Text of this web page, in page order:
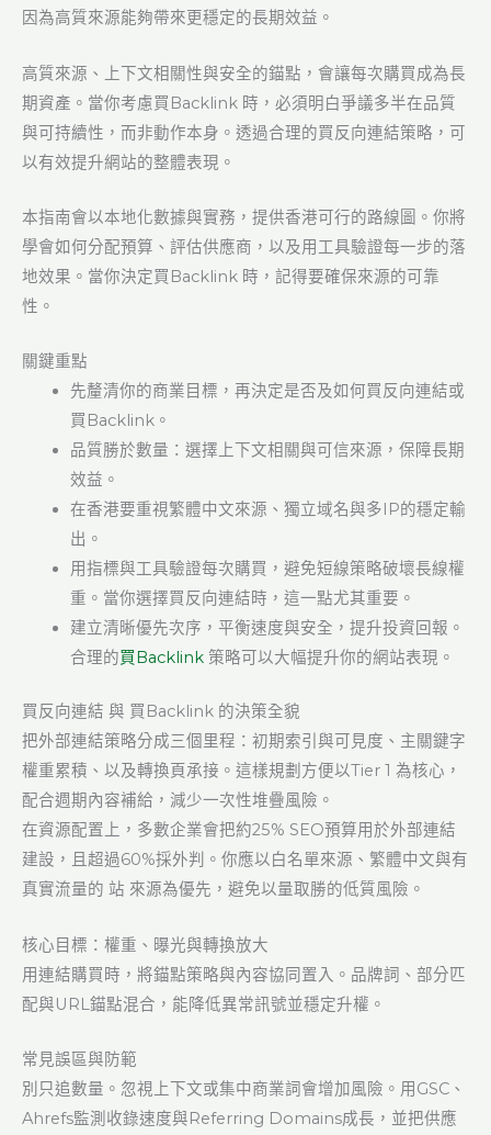
因為高質來源能夠帶來更穩定的長期效益。
高質來源、上下文相關性與安全的錨點，會讓每次購買成為長
期資產。當你考慮買Backlink 時，必須明白爭議多半在品質
與可持續性，而非動作本身。透過合理的買反向連結策略，可
以有效提升網站的整體表現。
本指南會以本地化數據與實務，提供香港可行的路線圖。你將
學會如何分配預算、評估供應商，以及用工具驗證每一步的落
地效果。當你決定買Backlink 時，記得要確保來源的可靠
性。
關鍵重點
先釐清你的商業目標，再決定是否及如何買反向連結或
買Backlink。
品質勝於數量：選擇上下文相關與可信來源，保障長期
效益。
在香港要重視繁體中文來源、獨立域名與多IP的穩定輸
出。
用指標與工具驗證每次購買，避免短線策略破壞長線權
重。當你選擇買反向連結時，這一點尤其重要。
建立清晰優先次序，平衡速度與安全，提升投資回報。
合理的買Backlink策略可以大幅提升你的網站表現。
買反向連結 與 買Backlink 的決策全貌
把外部連結策略分成三個里程：初期索引與可見度、主關鍵字
權重累積、以及轉換頁承接。這樣規劃方便以Tier 1 為核心，
配合週期內容補給，減少一次性堆疊風險。
在資源配置上，多數企業會把約25% SEO預算用於外部連結
建設，且超過60%採外判。你應以白名單來源、繁體中文與有
真實流量的 站 來源為優先，避免以量取勝的低質風險。
核心目標：權重、曝光與轉換放大
用連結購買時，將錨點策略與內容協同置入。品牌詞、部分匹
配與URL錨點混合，能降低異常訊號並穩定升權。
常見誤區與防範
別只追數量。忽視上下文或集中商業詞會增加風險。用GSC、
Ahrefs監測收錄速度與Referring Domains成長，並把供應